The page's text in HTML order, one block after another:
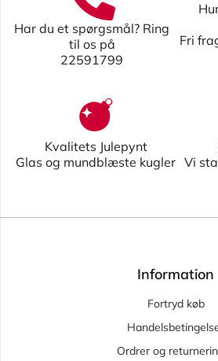
Har du et spørgsmål? Ring
til os på
22591799
Fri
Kvalitets Julepynt
Glas og mundblæste kugler Vi
Information
Fortryd køb
Ordrer og